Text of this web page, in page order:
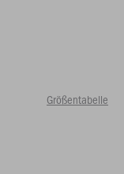
Größentabelle